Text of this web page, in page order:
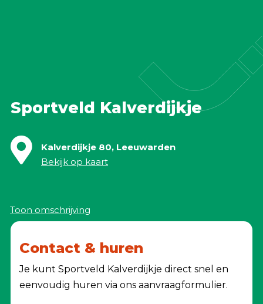
Sportveld Kalverdijkje
Kalverdijkje 80, Leeuwarden
Bekijk op kaart
Toon omschrijving
Contact & huren
Je kunt Sportveld Kalverdijkje direct snel en
eenvoudig huren via ons aanvraagformulier.